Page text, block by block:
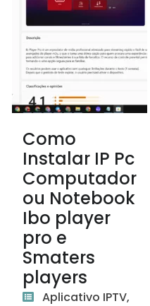
Como
Instalar IP Pc
Computador
ou Notebook
Ibo player
pro e
Smaters
players
Aplicativo IPTV,